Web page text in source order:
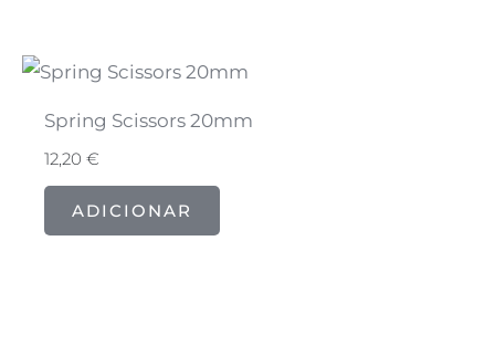
Spring Scissors 20mm
12,20€
ADICIONAR